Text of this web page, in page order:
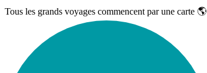
Tous les grands voyages commencent par une carte 🌎